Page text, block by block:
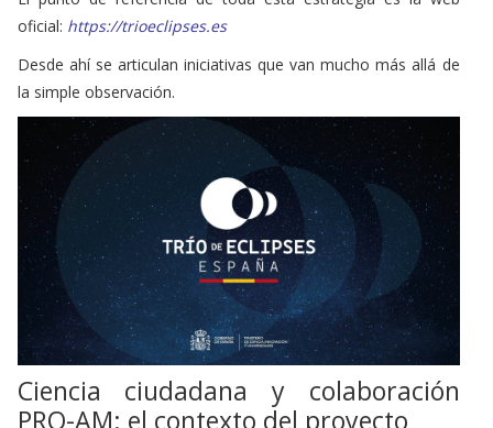
oficial:
Ciencia ciudadana y colaboración
PRO-AM: el contexto del proyecto